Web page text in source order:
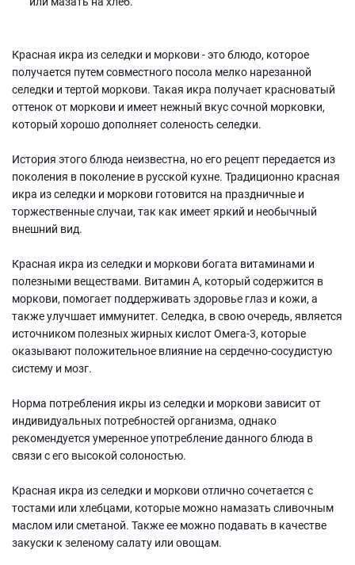
Красная икра из селедки и моркови - это блюдо, которое
получается путем совместного посола мелко нарезанной
селедки и тертой моркови. Такая икра получает красноватый
оттенок от моркови и имеет нежный вкус сочной морковки,
который хорошо дополняет соленость селедки.
История этого блюда неизвестна, но его рецепт передается из
поколения в поколение в русской кухне. Традиционно красная
икра из селедки и моркови готовится на праздничные и
торжественные случаи, так как имеет яркий и необычный
внешний вид.
Красная икра из селедки и моркови богата витаминами и
полезными веществами. Витамин А, который содержится в
моркови, помогает поддерживать здоровье глаз и кожи, а
также улучшает иммунитет. Селедка, в свою очередь, является
источником полезных жирных кислот Омега-3, которые
оказывают положительное влияние на сердечно-сосудистую
систему и мозг.
Норма потребления икры из селедки и моркови зависит от
индивидуальных потребностей организма, однако
рекомендуется умеренное употребление данного блюда в
связи с его высокой солоностью.
Красная икра из селедки и моркови отлично сочетается с
тостами или хлебцами, которые можно намазать сливочным
маслом или сметаной. Также ее можно подавать в качестве
закуски к зеленому салату или овощам.